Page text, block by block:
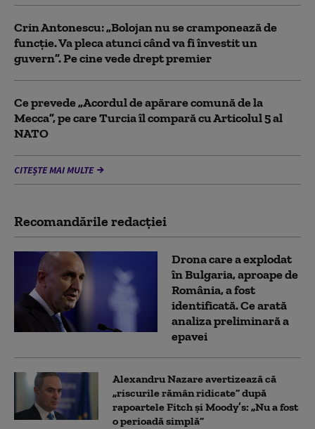
Crin Antonescu: „Bolojan nu se cramponează de
funcție. Va pleca atunci când va fi învestit un
guvern”. Pe cine vede drept premier
Ce prevede „Acordul de apărare comună de la
Mecca”, pe care Turcia îl compară cu Articolul 5 al
NATO
CITEȘTE MAI MULTE
Recomandările redacţiei
Drona care a explodat
în Bulgaria, aproape de
România, a fost
identificată. Ce arată
analiza preliminară a
epavei
Alexandru Nazare avertizează că
„riscurile rămân ridicate” după
rapoartele Fitch și Moody’s: „Nu a fost
o perioadă simplă”